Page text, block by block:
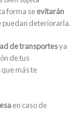
forma seevitarán
deteriorarla.
de transportesya
de tus
más te
en caso de